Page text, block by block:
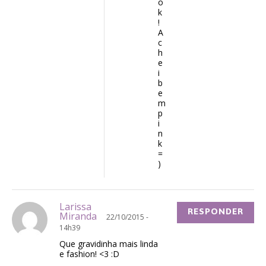
k
!
A
c
h
e
i
b
e
m
p
i
n
k
=
)
Larissa
Miranda
22/10/2015 -
14h39
Que gravidinha mais linda
e fashion! <3 :D
RESPONDER